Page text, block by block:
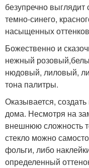
безупречно выглядит
темно-синего,
насыщенных
Божественно и
нежный
нюдовый, лиловый,
тона палитры.
Оказывается,
дома. Несмотря на
внешнюю сложность
стекло можно
фольги, либо
определенный